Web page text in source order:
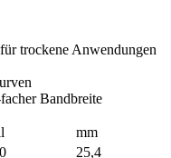
trockene Anwendungen
Bandbreite
mm
25,4